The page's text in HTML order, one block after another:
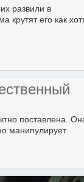
развили в
крутят его как
поставлена.
манипулирует